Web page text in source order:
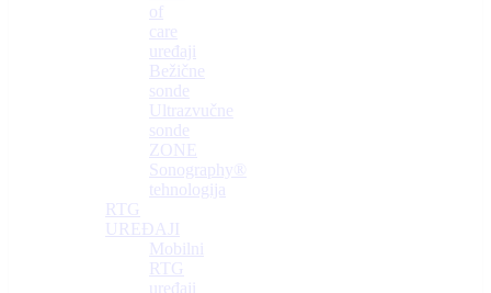
of
care
uređaji
Bežične
sonde
Ultrazvučne
sonde
ZONE
Sonography®
tehnologija
RTG
UREĐAJI
Mobilni
RTG
uređaji